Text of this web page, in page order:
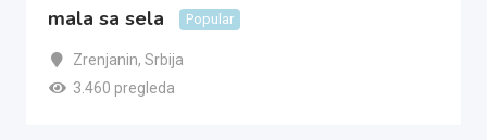
mala sa sela Popular
Zrenjanin, Srbija
3.460 pregleda